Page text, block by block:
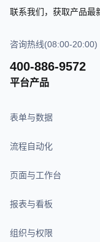
联系我们，获取产品最
咨询热线(08:00-20:00)
400-886-9572
平台产品
表单与数据
流程自动化
页面与工作台
报表与看板
组织与权限